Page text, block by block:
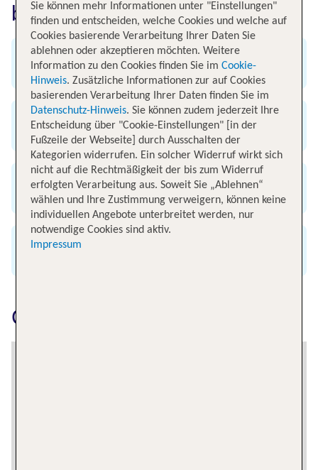
bei TUI buchen
Angebot an weltweiten Flügen
Exklusive Flug-Specials
Günstig & bequem buchen
Alle renommierten Airlines
Charleroi erkunden
Sie können mehr Informationen unter "Einstellungen"
finden und entscheiden, welche Cookies und welche auf
Cookies basierende Verarbeitung Ihrer Daten Sie
ablehnen oder akzeptieren möchten. Weitere
Information zu den Cookies finden Sie im Cookie-
Hinweis. Zusätzliche Informationen zur auf Cookies
basierenden Verarbeitung Ihrer Daten finden Sie im
Datenschutz-Hinweis. Sie können zudem jederzeit Ihre
Entscheidung über "Cookie-Einstellungen" [in der
Fußzeile der Webseite] durch Ausschalten der
Kategorien widerrufen. Ein solcher Widerruf wirkt sich
nicht auf die Rechtmäßigkeit der bis zum Widerruf
erfolgten Verarbeitung aus. Soweit Sie „Ablehnen“
wählen und Ihre Zustimmung verweigern, können keine
individuellen Angebote unterbreitet werden, nur
notwendige Cookies sind aktiv.
Impressum